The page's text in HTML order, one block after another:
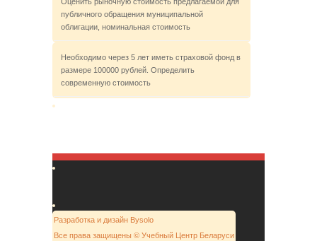
публичного обращения муниципальной
облигации, номинальная стоимость
Необходимо через 5 лет иметь страховой фонд в
размере 100000 рублей. Определить
современную стоимость
Разработка и дизайн Bysolo
Все права защищены © Учебный Центр Беларуси